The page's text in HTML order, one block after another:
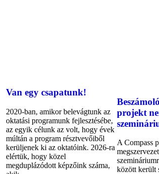
Van egy csapatunk!
2020-ban, amikor belevágtunk az
oktatási programunk fejlesztésébe,
az egyik célunk az volt, hogy évek
múltán a program résztvevőiből
kerüljenek ki az oktatóink. 2026-ra
elértük, hogy közel
megduplázódott képzőink száma,
projekt
A Compass
között került